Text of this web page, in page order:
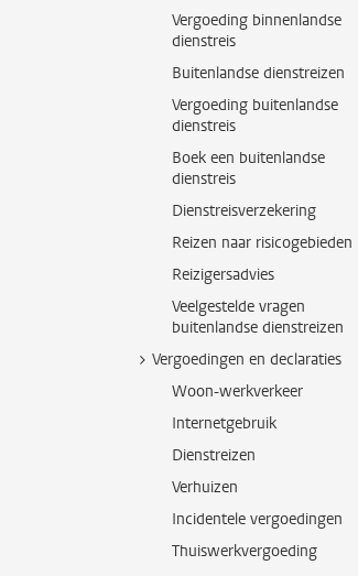
Vergoeding binnenlandse
dienstreis
Buitenlandse dienstreizen
Vergoeding buitenlandse
dienstreis
Boek een buitenlandse
dienstreis
Dienstreisverzekering
Reizen naar risicogebieden
Reizigersadvies
Veelgestelde vragen
buitenlandse dienstreizen
Vergoedingen en declaraties
Woon-werkverkeer
Internetgebruik
Dienstreizen
Verhuizen
Incidentele vergoedingen
Thuiswerkvergoeding